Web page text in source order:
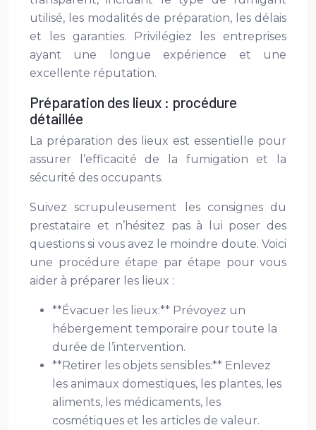
utilisé, les modalités de préparation, les délais
et les garanties. Privilégiez les entreprises
ayant une longue expérience et une
excellente réputation.
Préparation des lieux : procédure
détaillée
La préparation des lieux est essentielle pour
assurer l’efficacité de la fumigation et la
sécurité des occupants.
Suivez scrupuleusement les consignes du
prestataire et n’hésitez pas à lui poser des
questions si vous avez le moindre doute. Voici
une procédure étape par étape pour vous
aider à préparer les lieux :
**Évacuer les lieux:** Prévoyez un
hébergement temporaire pour toute la
durée de l’intervention.
**Retirer les objets sensibles:** Enlevez
les animaux domestiques, les plantes, les
aliments, les médicaments, les
cosmétiques et les articles de valeur.